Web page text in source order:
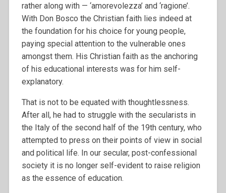
rather along with — ‘amorevolezza’ and ‘ragione’.
With Don Bosco the Christian faith lies indeed at
the foundation for his choice for young people,
paying special attention to the vulnerable ones
amongst them. His Christian faith as the anchoring
of his educational interests was for him self-
explanatory.
That is not to be equated with thoughtlessness.
After all, he had to struggle with the secularists in
the Italy of the second half of the 19th century, who
attempted to press on their points of view in social
and political life. In our secular, post-confessional
society it is no longer self-evident to raise religion
as the essence of education.